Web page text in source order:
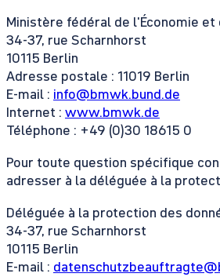
Ministère fédéral de l'Économie et
34-37, rue Scharnhorst
10115 Berlin
Adresse postale : 11019 Berlin
E-mail : info@bmwk.bund.de
Internet : www.bmwk.de
Téléphone : +49 (0)30 18615 0
Pour toute question spécifique
adresser à la déléguée à la
Déléguée à la protection des
34-37, rue Scharnhorst
10115 Berlin
E-mail :